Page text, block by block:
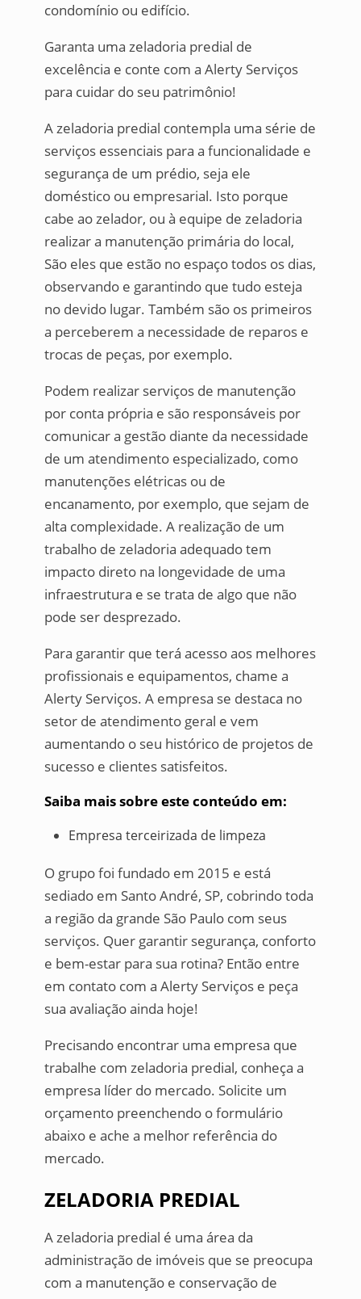
condomínio ou edifício.
Garanta uma zeladoria predial de
excelência e conte com a Alerty Serviços
para cuidar do seu patrimônio!
A zeladoria predial contempla uma série de
serviços essenciais para a funcionalidade e
segurança de um prédio, seja ele
doméstico ou empresarial. Isto porque
cabe ao zelador, ou à equipe de zeladoria
realizar a manutenção primária do local,
São eles que estão no espaço todos os dias,
observando e garantindo que tudo esteja
no devido lugar. Também são os primeiros
a perceberem a necessidade de reparos e
trocas de peças, por exemplo.
Podem realizar serviços de manutenção
por conta própria e são responsáveis por
comunicar a gestão diante da necessidade
de um atendimento especializado, como
manutenções elétricas ou de
encanamento, por exemplo, que sejam de
alta complexidade. A realização de um
trabalho de zeladoria adequado tem
impacto direto na longevidade de uma
infraestrutura e se trata de algo que não
pode ser desprezado.
Para garantir que terá acesso aos melhores
profissionais e equipamentos, chame a
Alerty Serviços. A empresa se destaca no
setor de atendimento geral e vem
aumentando o seu histórico de projetos de
sucesso e clientes satisfeitos.
Saiba mais sobre este conteúdo em:
Empresa terceirizada de limpeza
O grupo foi fundado em 2015 e está
sediado em Santo André, SP, cobrindo toda
a região da grande São Paulo com seus
serviços. Quer garantir segurança, conforto
e bem-estar para sua rotina? Então entre
em contato com a Alerty Serviços e peça
sua avaliação ainda hoje!
Precisando encontrar uma empresa que
trabalhe com zeladoria predial, conheça a
empresa líder do mercado. Solicite um
orçamento preenchendo o formulário
abaixo e ache a melhor referência do
mercado.
ZELADORIA PREDIAL
A zeladoria predial é uma área da
administração de imóveis que se preocupa
com a manutenção e conservação de